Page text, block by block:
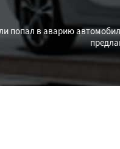
попал в аварию